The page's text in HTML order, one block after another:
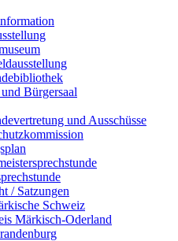
Bürgersaal
und Ausschüsse
/ Satzungen
Schweiz
Märkisch-Oderland